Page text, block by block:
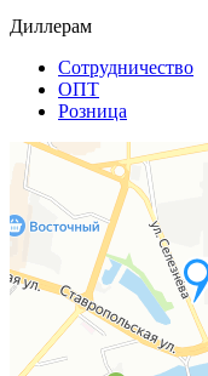
Диллерам
Сотрудничество
ОПТ
Розница